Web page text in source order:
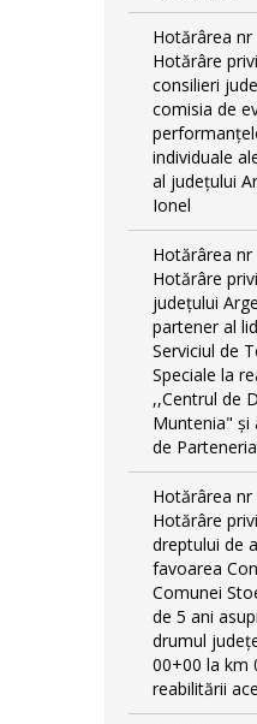
Hotărârea nr
Hotărâre
consilieri
comisia de
individuale
al județului
Ionel
Hotărârea nr
Hotărâre
județului
partener al
Serviciul de
Speciale la
,,Centrul de
Muntenia" și
de
Hotărârea nr
Hotărâre
dreptului de
favoarea
Comunei
de 5 ani
drumul
00+00 la km
reabilitării